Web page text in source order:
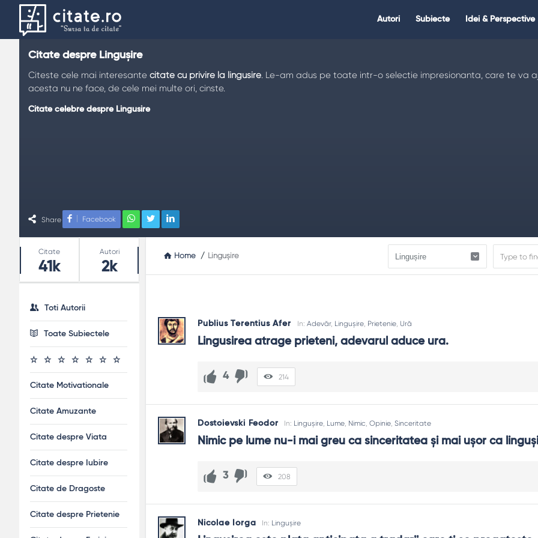
Citate.ro
Autori Subiecte Idei & Perspective
Citate despre Lingușire
Citeste cele mai interesante citate cu privire la lingusire. Le-am adus pe toate intr-o selectie impresionanta, care te va
acesta nu ne face, de cele mei multe ori, cinste.
Citate celebre despre Lingusire
Share Facebook
Home / Lingușire
Publius Terentius Afer In: Adevăr, Lingușire, Prietenie, Ură
Lingusirea atrage prieteni, adevarul aduce ura.
4 214
Dostoievski Feodor In: Lingușire, Lume, Nimic,Opinie,Sinceritate
Nimic pe lume nu-i mai greu ca sinceritatea şi mai uşor ca
3 208
Nicolae Iorga In: Lingușire
Stats
Citate
41k
Autori
2k
Toti Autorii
Toate Subiectele
Citate Motivationale
Citate Amuzante
Citate despre Viata
Citate despre Iubire
Citate de Dragoste
Citate despre Prietenie